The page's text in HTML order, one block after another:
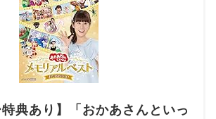
特典あり】「おかあさんといっ